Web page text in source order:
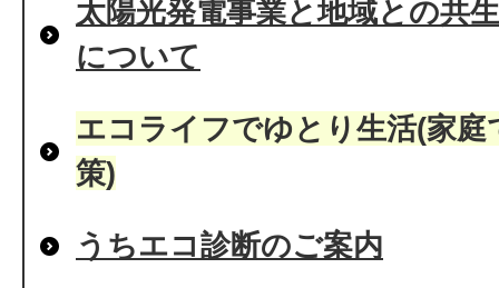
太陽光発電事業と地域との共
について
エコライフでゆとり生活(家
策)
うちエコ診断のご案内